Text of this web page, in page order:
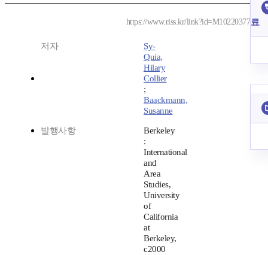
https://www.riss.kr/link?id=M10220377
저자
Sy-
Quia,
Hilary
Collier
;
Baackmann,
Susanne
발행사항
Berkeley
:
International
and
Area
Studies,
University
of
California
at
Berkeley,
c2000
료